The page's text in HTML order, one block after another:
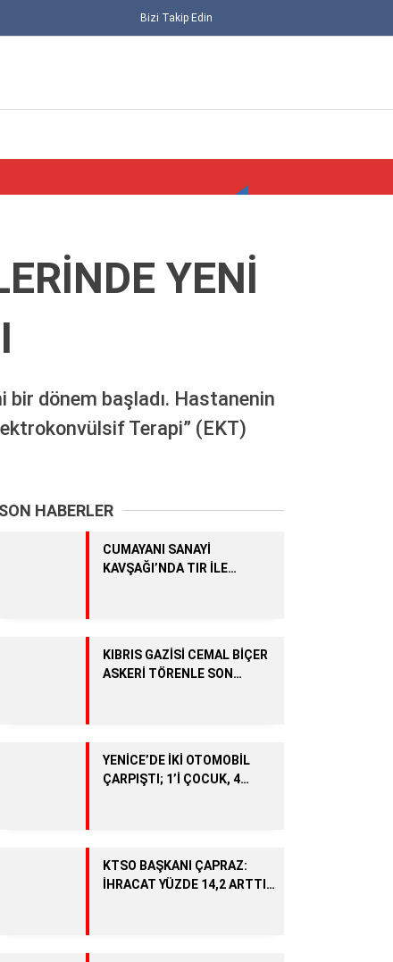
BÖLGEDEN
Genel
KÖŞE YAZILARI
VİDEO HABER
WhatsApp İhbar Hattı
Bizi Takip Edin
YENİ
bir dönem başladı. Hastanenin
Terapi” (EKT)
SON HABERLER
CUMAYANI SANAYİ
KAVŞAĞI’NDA TIR İLE
KIBRIS GAZİSİ CEMAL BİÇER
ASKERİ TÖRENLE SON
YENİCE’DE İKİ OTOMOBİL
ÇARPIŞTI; 1’İ ÇOCUK, 4
KTSO BAŞKANI ÇAPRAZ:
İHRACAT YÜZDE 14,2 ARTTI,